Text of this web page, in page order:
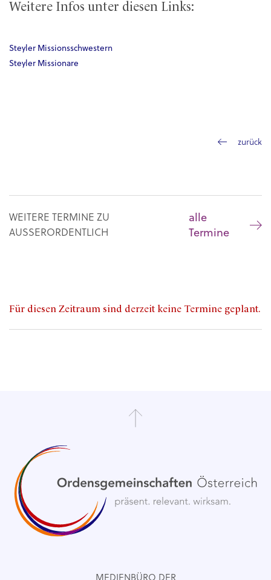
Weitere Infos unter diesen Links:
Steyler Missionsschwestern
Steyler Missionare
zurück
WEITERE TERMINE ZU
AUSSERORDENTLICH
alle
Termine
Für diesen Zeitraum sind derzeit keine Termine geplant.